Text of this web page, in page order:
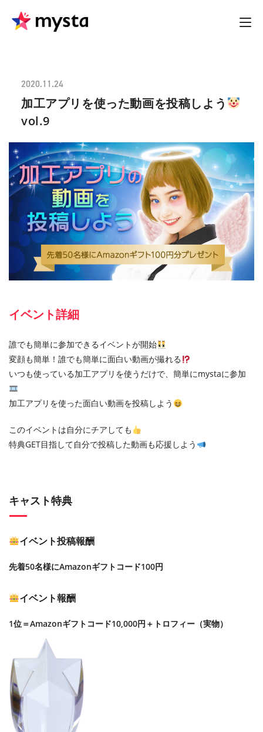
2020.11.24
加工アプリを使った動画を投稿しよう
vol.9
イベント詳細
誰でも簡単に参加できるイベントが開始
変顔も簡単！誰でも簡単に面白い動画が撮れる
いつも使っている加工アプリを使うだけで、簡単にmystaに参加
加工アプリを使った面白い動画を投稿しよう
このイベントは自分にチアしても
特典GET目指して自分で投稿した動画も応援しよう
キャスト特典
イベント投稿報酬
先着50名様にAmazonギフトコード100円
イベント報酬
1位＝Amazonギフトコード10,000円＋トロフィー（実物）